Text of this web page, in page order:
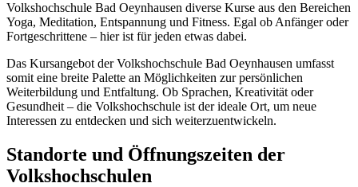
Volkshochschule Bad Oeynhausen diverse Kurse aus den Bereichen
Yoga, Meditation, Entspannung und Fitness. Egal ob Anfänger oder
Fortgeschrittene – hier ist für jeden etwas dabei.
Das Kursangebot der Volkshochschule Bad Oeynhausen umfasst
somit eine breite Palette an Möglichkeiten zur persönlichen
Weiterbildung und Entfaltung. Ob Sprachen, Kreativität oder
Gesundheit – die Volkshochschule ist der ideale Ort, um neue
Interessen zu entdecken und sich weiterzuentwickeln.
Standorte und Öffnungszeiten der
Volkshochschulen